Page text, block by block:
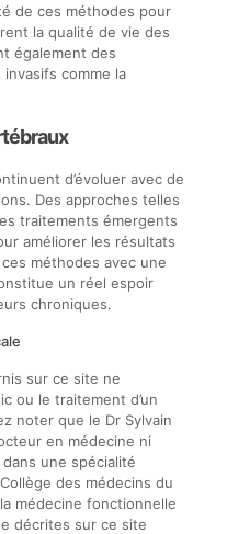
de ces méthodes pour
la qualité de vie des
également des
comme la
d’évoluer avec de
Des approches telles
traitements émergents
améliorer les résultats
méthodes avec une
un réel espoir
chroniques.
sur ce site ne
ou le traitement d’un
noter que le Dr Sylvain
en médecine ni
une spécialité
des médecins du
médecine fonctionnelle
décrites sur ce site